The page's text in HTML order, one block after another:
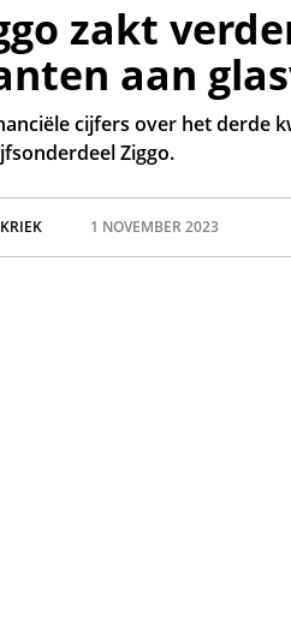
zakt
aan
cijfers over het derde
Ziggo.
1 NOVEMBER 2023